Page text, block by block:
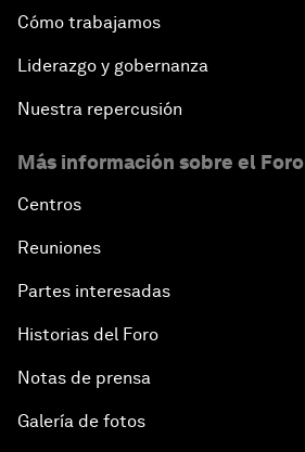
Cómo trabajamos
Liderazgo y gobernanza
Nuestra repercusión
Más información sobre el Foro
Centros
Reuniones
Partes interesadas
Historias del Foro
Notas de prensa
Galería de fotos